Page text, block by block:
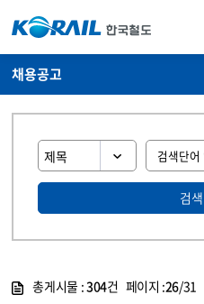
채용공고
검색
총게시물 :304건 페이지 :26/31